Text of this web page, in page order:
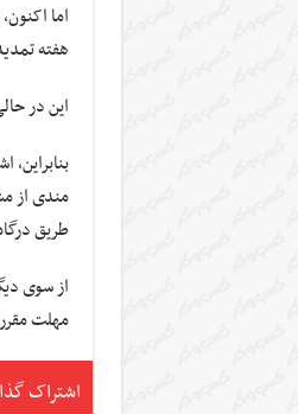
اما
هفته تمدید
این در حالی است پیش از
مندی از
طریق
از سوی
مهلت
اشتراک